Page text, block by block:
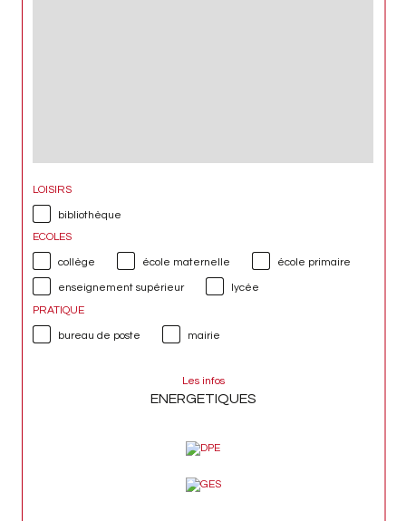
LOISIRS
bibliothèque
ECOLES
collège école maternelle école primaire
enseignement supérieur
lycée
PRATIQUE
bureau de poste mairie
Les infos
ENERGETIQUES